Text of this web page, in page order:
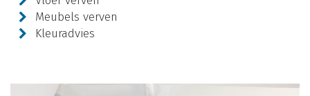
Meubels verven
Kleuradvies